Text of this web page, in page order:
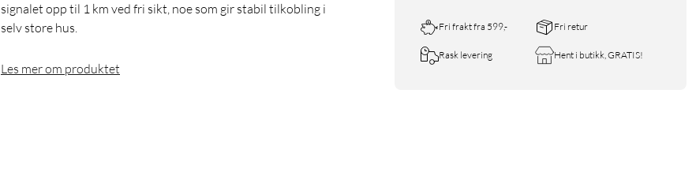
Fri frakt fra 599,- Fri retur
Rask levering Hent i butikk, GRATIS!
signalet opp til 1 km ved fri sikt, noe som gir stabil tilkobling i
selv store hus.
Les mer om produktet